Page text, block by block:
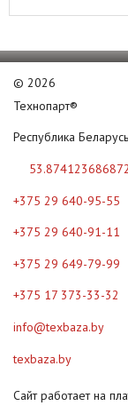
© 2026
Технопарт®
Республика
+375 29 640-95-55
+375 29 640-91-11
+375 29 649-79-99
+375 17 373-33-32
info@texbaza.by
texbaza.by
Сайт работает на